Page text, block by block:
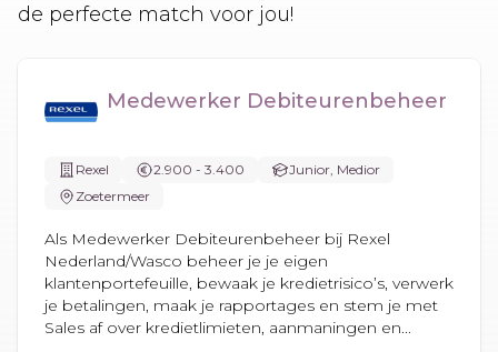
de perfecte match voor jou!
Medewerker Debiteurenbeheer
Rexel 2.900 - 3.400
Junior, Medior
Zoetermeer
Als Medewerker Debiteurenbeheer bij Rexel
Nederland/Wasco beheer je je eigen
klantenportefeuille, bewaak je kredietrisico’s, verwerk
je betalingen, maak je rapportages en stem je met
Sales af over kredietlimieten, aanmaningen en...